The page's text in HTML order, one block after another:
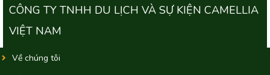
CÔNG TY TNHH DU LỊCH VÀ SỰ KIỆN CAMELLIA
VIỆT NAM
Về chúng tôi